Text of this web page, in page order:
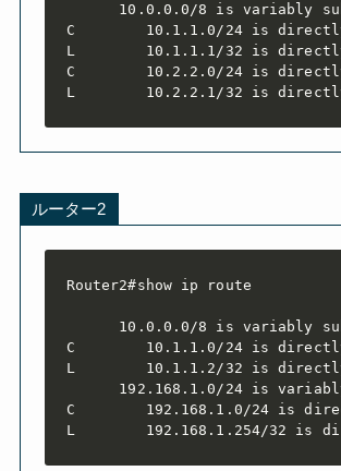
10.0.0.0/8 is variably
C        10.1.1.0/24 is directly
L        10.1.1.1/32 is directly
C        10.2.2.0/24 is directly
L        10.2.2.1/32 is directly
ルーター2
Router2#show ip route
10.0.0.0/8 is variably
C        10.1.1.0/24 is directly
L        10.1.1.2/32 is directly
192.168.1.0/24 is
C        192.168.1.0/24 is
L        192.168.1.254/32 is